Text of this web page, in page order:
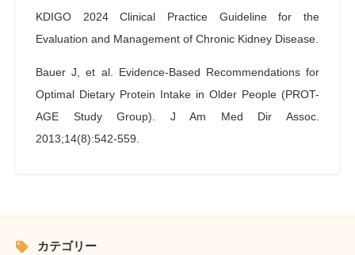
KDIGO 2024 Clinical Practice Guideline for the
Evaluation and Management of Chronic Kidney Disease.
Bauer J, et al. Evidence-Based Recommendations for
Optimal Dietary Protein Intake in Older People (PROT-
AGE Study Group). J Am Med Dir Assoc.
2013;14(8):542-559.
カテゴリー